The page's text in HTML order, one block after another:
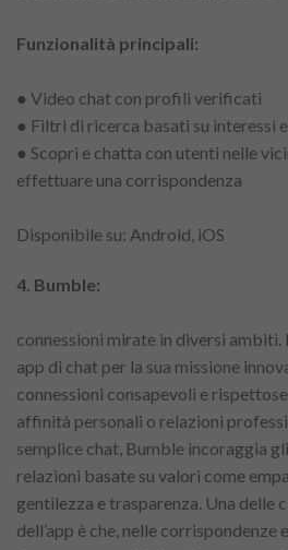
Funzionalità principali:
● Video chat con profili verificati
● Filtri di ricerca basati su interessi
● Scopri e chatta con utenti nelle
effettuare una corrispondenza
Disponibile su: Android, iOS
4. Bumble:
connessioni mirate in diversi
app di chat per la sua missione
connessioni consapevoli e
affinità personali o relazioni
semplice chat, Bumble incoraggia
relazioni basate su valori come
gentilezza e trasparenza. Una delle
dell’app è che, nelle corrispondenze